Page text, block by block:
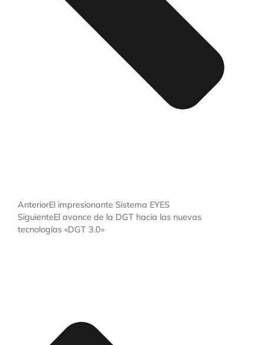
AnteriorEl impresionante Sistema EYES
SiguienteEl avance de la DGT hacia las nuevas
tecnologías «DGT 3.0»